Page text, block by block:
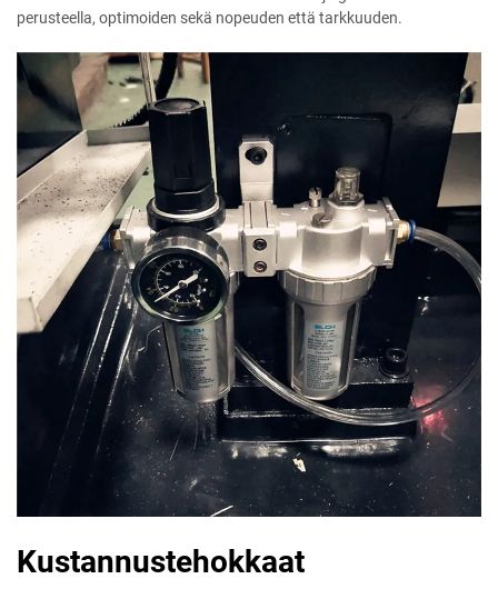
perusteella, optimoiden sekä nopeuden että tarkkuuden.
Kustannustehokkaat